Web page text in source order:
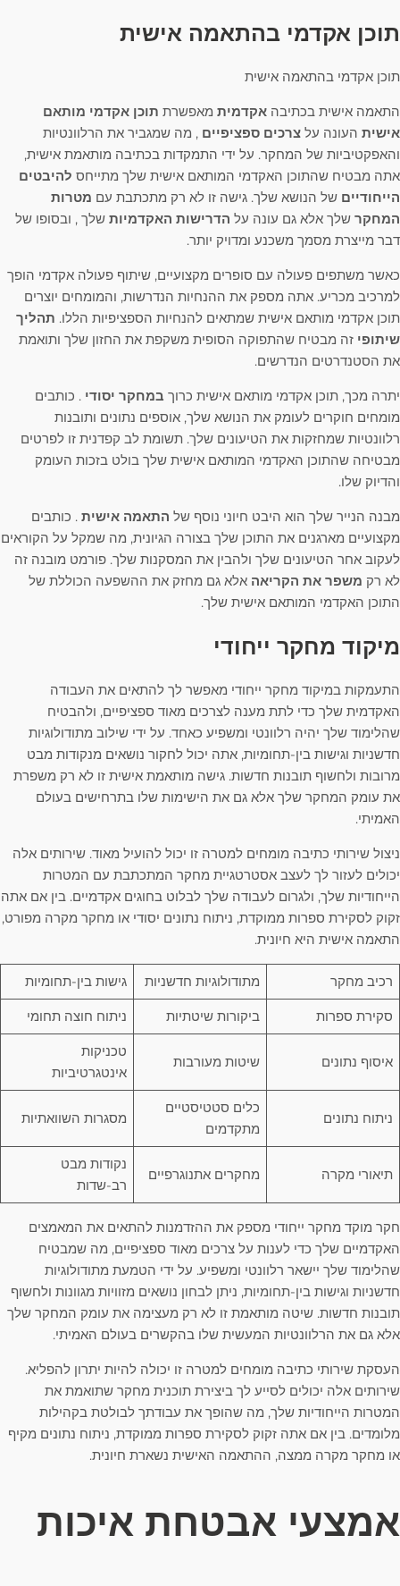
תוכן אקדמי בהתאמה אישית
תוכן אקדמי בהתאמה אישית
התאמה אישית בכתיבה אקדמית מאפשרת תוכן אקדמי מותאם
אישית העונה על צרכים ספציפיים , מה שמגביר את הרלוונטיות
והאפקטיביות של המחקר. על ידי התמקדות בכתיבה מותאמת אישית,
אתה מבטיח שהתוכן האקדמי המותאם אישית שלך מתייחס להיבטים
הייחודיים של הנושא שלך. גישה זו לא רק מתכתבת עם מטרות
המחקר שלך אלא גם עונה על הדרישות האקדמיות שלך , ובסופו של
דבר מייצרת מסמך משכנע ומדויק יותר.
כאשר משתפים פעולה עם סופרים מקצועיים, שיתוף פעולה אקדמי הופך
למרכיב מכריע. אתה מספק את ההנחיות הנדרשות, והמומחים יוצרים
תוכן אקדמי מותאם אישית שמתאים להנחיות הספציפיות הללו. תהליך
שיתופי זה מבטיח שהתפוקה הסופית משקפת את החזון שלך ותואמת
את הסטנדרטים הנדרשים.
יתרה מכך, תוכן אקדמי מותאם אישית כרוך במחקר יסודי . כותבים
מומחים חוקרים לעומק את הנושא שלך, אוספים נתונים ותובנות
רלוונטיות שמחזקות את הטיעונים שלך. תשומת לב קפדנית זו לפרטים
מבטיחה שהתוכן האקדמי המותאם אישית שלך בולט בזכות העומק
והדיוק שלו.
מבנה הנייר שלך הוא היבט חיוני נוסף של התאמה אישית . כותבים
מקצועיים מארגנים את התוכן שלך בצורה הגיונית, מה שמקל על הקוראים
לעקוב אחר הטיעונים שלך ולהבין את המסקנות שלך. פורמט מובנה זה
לא רק משפר את הקריאה אלא גם מחזק את ההשפעה הכוללת של
התוכן האקדמי המותאם אישית שלך.
מיקוד מחקר ייחודי
התעמקות במיקוד מחקר ייחודי מאפשר לך להתאים את העבודה
האקדמית שלך כדי לתת מענה לצרכים מאוד ספציפיים, ולהבטיח
שהלימוד שלך יהיה רלוונטי ומשפיע כאחד. על ידי שילוב מתודולוגיות
חדשניות וגישות בין-תחומיות, אתה יכול לחקור נושאים מנקודות מבט
מרובות ולחשוף תובנות חדשות. גישה מותאמת אישית זו לא רק משפרת
את עומק המחקר שלך אלא גם את הישימות שלו בתרחישים בעולם
האמיתי.
ניצול שירותי כתיבה מומחים למטרה זו יכול להועיל מאוד. שירותים אלה
יכולים לעזור לך לעצב אסטרטגיית מחקר המתכתבת עם המטרות
הייחודיות שלך, ולגרום לעבודה שלך לבלוט בחוגים אקדמיים. בין אם אתה
זקוק לסקירת ספרות ממוקדת, ניתוח נתונים יסודי או מחקר מקרה מפורט,
התאמה אישית היא חיונית.
רכיב מחקר מתודולוגיות חדשניות גישות בין-תחומיות
סקירת ספרות ביקורות שיטתיות ניתוח חוצה תחומי
איסוף נתונים שיטות מעורבות
טכניקות
אינטגרטיביות
ניתוח נתונים
כלים סטטיסטיים
מתקדמים
מסגרות השוואתיות
תיאורי מקרה מחקרים אתנוגרפיים
נקודות מבט
רב-שדות
חקר מוקד מחקר ייחודי מספק את ההזדמנות להתאים את המאמצים
האקדמיים שלך כדי לענות על צרכים מאוד ספציפיים, מה שמבטיח
שהלימוד שלך יישאר רלוונטי ומשפיע. על ידי הטמעת מתודולוגיות
חדשניות וגישות בין-תחומיות, ניתן לבחון נושאים מזוויות מגוונות ולחשוף
תובנות חדשות. שיטה מותאמת זו לא רק מעצימה את עומק המחקר שלך
אלא גם את הרלוונטיות המעשית שלו בהקשרים בעולם האמיתי.
העסקת שירותי כתיבה מומחים למטרה זו יכולה להיות יתרון להפליא.
שירותים אלה יכולים לסייע לך ביצירת תוכנית מחקר שתואמת את
המטרות הייחודיות שלך, מה שהופך את עבודתך לבולטת בקהילות
מלומדים. בין אם אתה זקוק לסקירת ספרות ממוקדת, ניתוח נתונים מקיף
או מחקר מקרה ממצה, ההתאמה האישית נשארת חיונית.
אמצעי אבטחת איכות